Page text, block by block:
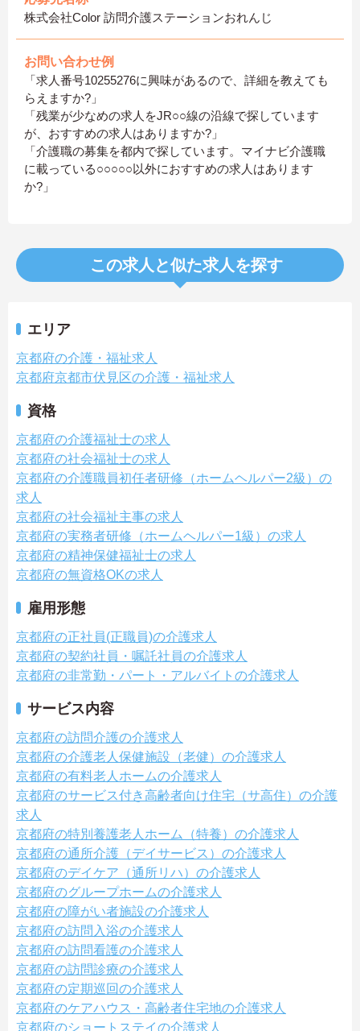
株式会社Color 訪問介護ステーションおれんじ
お問い合わせ例
「求人番号10255276に興味があるので、詳細を教えても
らえますか?」
「残業が少なめの求人をJR○○線の沿線で探しています
が、おすすめの求人はありますか?」
「介護職の募集を都内で探しています。マイナビ介護職
に載っている○○○○○以外におすすめの求人はあります
か?」
この求人と似た求人を探す
エリア
京都府の介護・福祉求人
京都府京都市伏見区の介護・福祉求人
資格
京都府の介護福祉士の求人
京都府の社会福祉士の求人
京都府の介護職員初任者研修（ホームヘルパー2級）の
求人
京都府の社会福祉主事の求人
京都府の実務者研修（ホームヘルパー1級）の求人
京都府の精神保健福祉士の求人
京都府の無資格OKの求人
雇用形態
京都府の正社員(正職員)の介護求人
京都府の契約社員・嘱託社員の介護求人
京都府の非常勤・パート・アルバイトの介護求人
サービス内容
京都府の訪問介護の介護求人
京都府の介護老人保健施設（老健）の介護求人
京都府の有料老人ホームの介護求人
京都府のサービス付き高齢者向け住宅（サ高住）の介護
求人
京都府の特別養護老人ホーム（特養）の介護求人
京都府の通所介護（デイサービス）の介護求人
京都府のデイケア（通所リハ）の介護求人
京都府のグループホームの介護求人
京都府の障がい者施設の介護求人
京都府の訪問入浴の介護求人
京都府の訪問看護の介護求人
京都府の訪問診療の介護求人
京都府の定期巡回の介護求人
京都府のケアハウス・高齢者住宅地の介護求人
京都府のショートステイの介護求人